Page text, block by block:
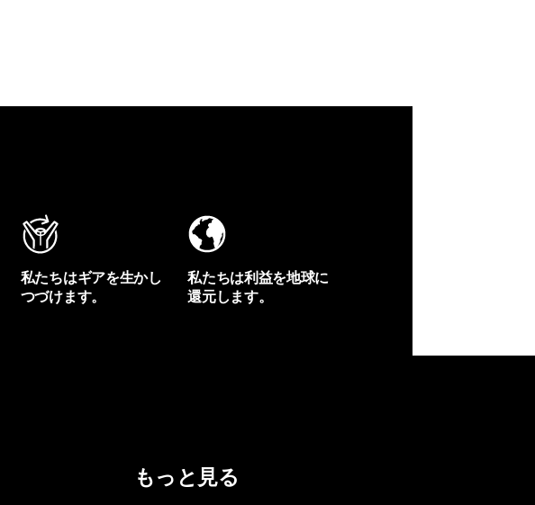
私たちはギアを生かし
つづけます。
私たちは利益を地球に
還元します。
もっと見る